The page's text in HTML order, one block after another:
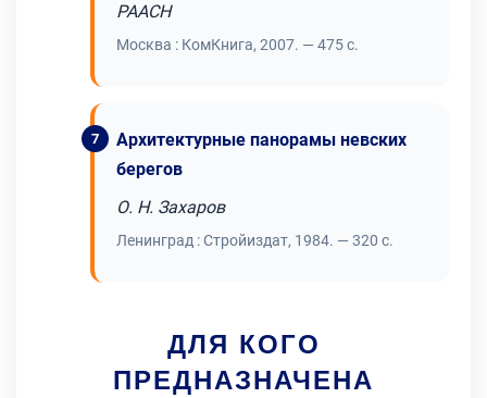
РААСН
Москва : КомКнига, 2007. — 475 с.
Архитектурные панорамы невских
берегов
О. Н. Захаров
Ленинград : Стройиздат, 1984. — 320 с.
ДЛЯ КОГО
ПРЕДНАЗНАЧЕНА